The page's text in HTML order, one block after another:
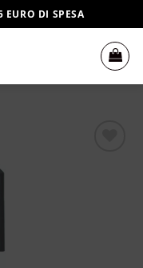
EURO DI SPESA